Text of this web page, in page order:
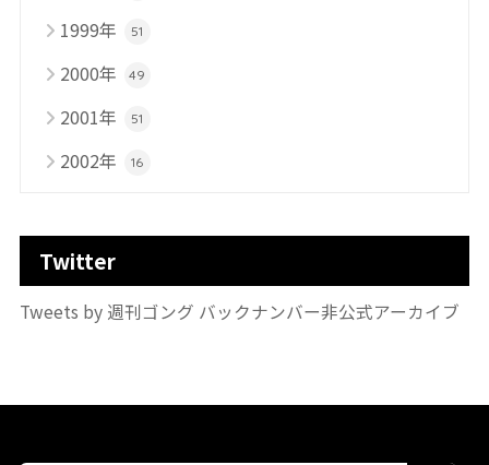
1999年 51
2000年 49
2001年 51
2002年 16
Twitter
Tweets by 週刊ゴング バックナンバー非公式アーカイブ